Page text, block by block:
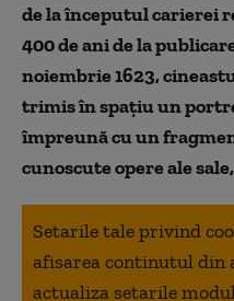
de la începutul carierei
400 de ani de la
noiembrie 1623,
trimis în spaţiu un
împreună cu un
cunoscute opere ale
Setarile tale privind
afisarea continutul din
actualiza setarile